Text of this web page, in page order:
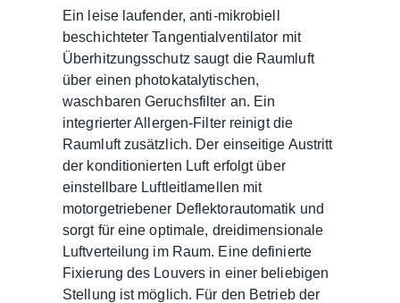
Ein leise laufender, anti-mikrobiell
beschichteter Tangentialventilator mit
Überhitzungsschutz saugt die Raumluft
über einen photokatalytischen,
waschbaren Geruchsfilter an. Ein
integrierter Allergen-Filter reinigt die
Raumluft zusätzlich. Der einseitige Austritt
der konditionierten Luft erfolgt über
einstellbare Luftleitlamellen mit
motorgetriebener Deflektorautomatik und
sorgt für eine optimale, dreidimensionale
Luftverteilung im Raum. Eine definierte
Fixierung des Louvers in einer beliebigen
Stellung ist möglich. Für den Betrieb der